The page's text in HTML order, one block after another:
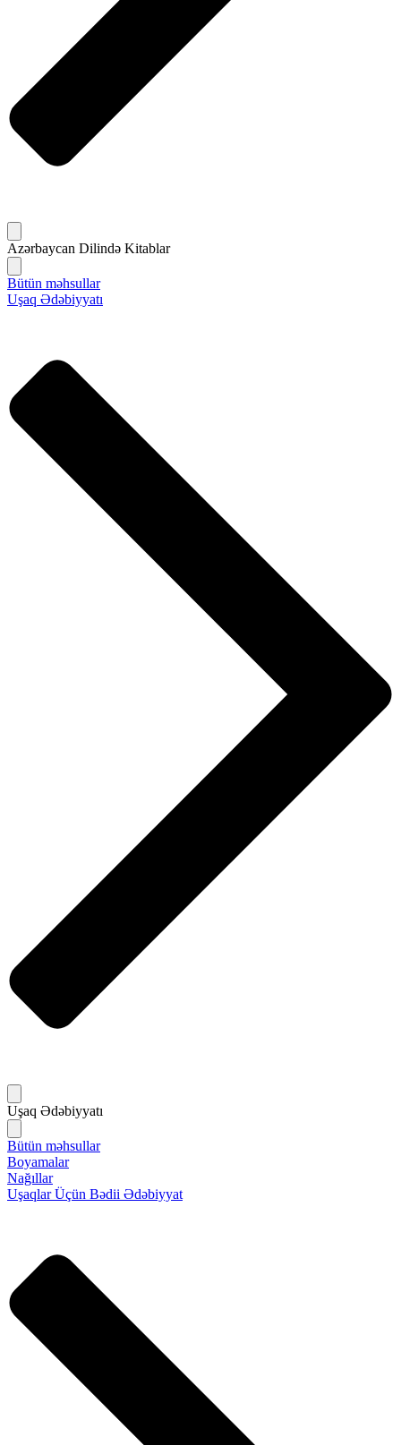
Azərbaycan Dilində Kitablar
Bütün məhsullar
Uşaq Ədəbiyyatı
Uşaq Ədəbiyyatı
Bütün məhsullar
Boyamalar
Nağıllar
Uşaqlar Üçün Bədii Ədəbiyyat